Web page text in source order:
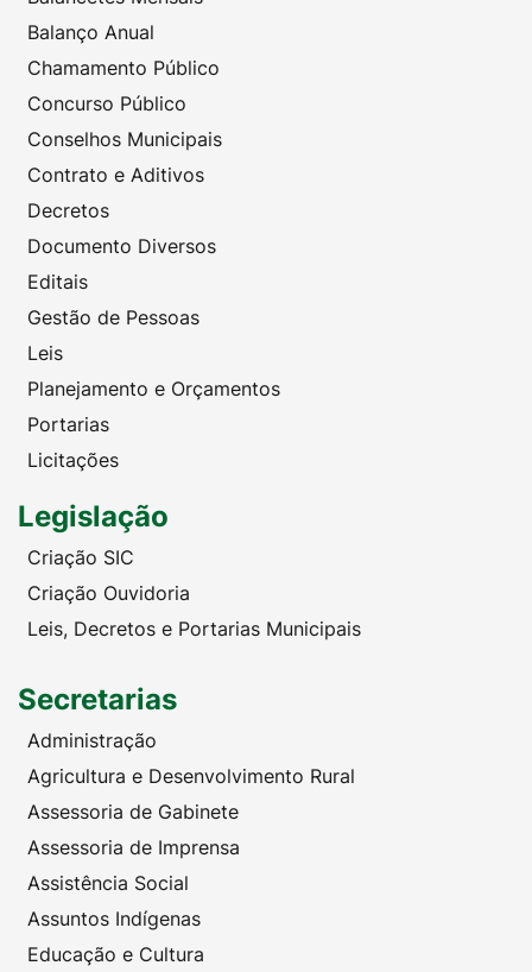
Balanço Anual
Chamamento Público
Concurso Público
Conselhos Municipais
Contrato e Aditivos
Decretos
Documento Diversos
Editais
Gestão de Pessoas
Leis
Planejamento e Orçamentos
Portarias
Licitações
Legislação
Criação SIC
Criação Ouvidoria
Leis, Decretos e Portarias Municipais
Secretarias
Administração
Agricultura e Desenvolvimento Rural
Assessoria de Gabinete
Assessoria de Imprensa
Assistência Social
Assuntos Indígenas
Educação e Cultura